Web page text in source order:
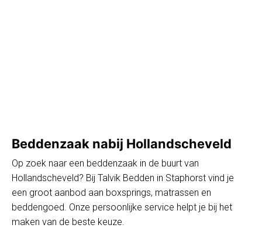
Beddenzaak nabij Hollandscheveld
Op zoek naar een beddenzaak in de buurt van
Hollandscheveld? Bij Talvik Bedden in Staphorst vind je
een groot aanbod aan boxsprings, matrassen en
beddengoed. Onze persoonlijke service helpt je bij het
maken van de beste keuze.